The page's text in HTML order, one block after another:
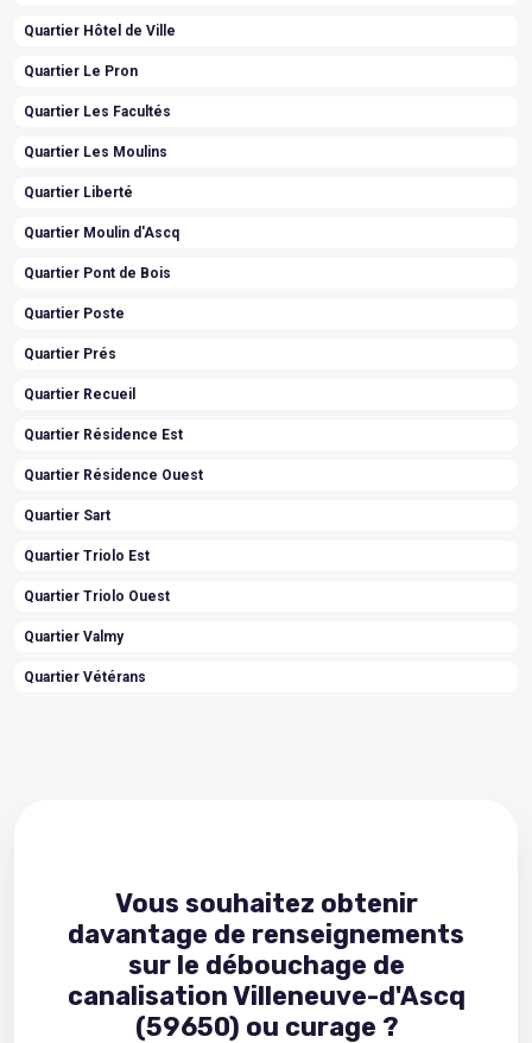
Quartier Hôtel de Ville
Quartier Le Pron
Quartier Les Facultés
Quartier Les Moulins
Quartier Liberté
Quartier Moulin d'Ascq
Quartier Pont de Bois
Quartier Poste
Quartier Prés
Quartier Recueil
Quartier Résidence Est
Quartier Résidence Ouest
Quartier Sart
Quartier Triolo Est
Quartier Triolo Ouest
Quartier Valmy
Quartier Vétérans
Vous souhaitez obtenir
davantage de renseignements
sur le débouchage de
canalisation Villeneuve-d'Ascq
(59650) ou curage ?